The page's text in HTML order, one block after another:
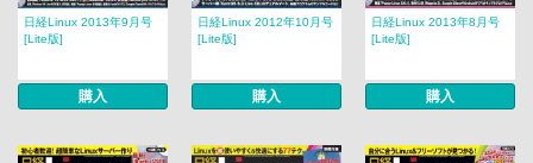
日経Linux 2013年9月号
[Lite版]
購入
日経Linux 2012年10月号
[Lite版]
購入
日経Linux 2013年8月号
[Lite版]
購入